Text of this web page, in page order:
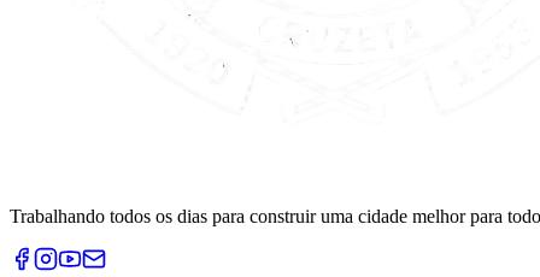
Trabalhando todos os dias para construir uma cidade melhor para